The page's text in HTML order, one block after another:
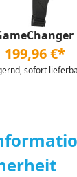
199,96 €*
sofort